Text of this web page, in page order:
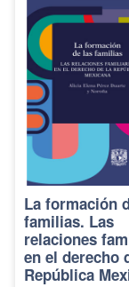
La formación
familias. Las
relaciones
en el derecho
República